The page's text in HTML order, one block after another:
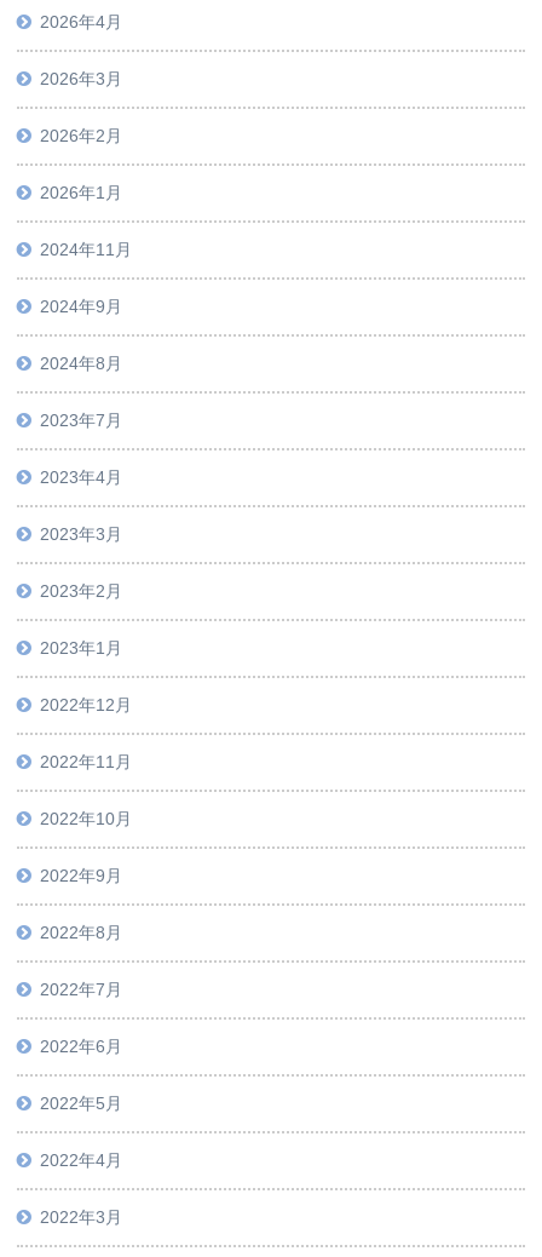
2026年4月
2026年3月
2026年2月
2026年1月
2024年11月
2024年9月
2024年8月
2023年7月
2023年4月
2023年3月
2023年2月
2023年1月
2022年12月
2022年11月
2022年10月
2022年9月
2022年8月
2022年7月
2022年6月
2022年5月
2022年4月
2022年3月